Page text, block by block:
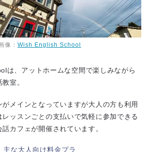
像： Wish English School
は、アットホームな空間で楽しみながら
室。
メインとなっていますが大人の方も利用
ッスンごとの支払いで気軽に参加できる
カフェが開催されています。
主な大人向け料金プラ